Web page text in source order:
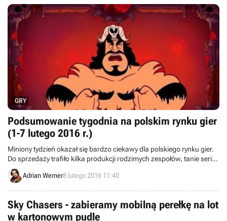
GRY
Podsumowanie tygodnia na polskim rynku gier
(1-7 lutego 2016 r.)
Miniony tydzień okazał się bardzo ciekawy dla polskiego rynku gier.
Do sprzedaży trafiło kilka produkcji rodzimych zespołów, tanie serie
wydawnicze firmy Cenega zostały solidnie wzmocnione, ponadto
poznaliśmy daty premier garści tytułów.
Adrian Werner8 lutego 2016 11:40
Sky Chasers - zabieramy mobilną perełkę na lot
w kartonowym pudle